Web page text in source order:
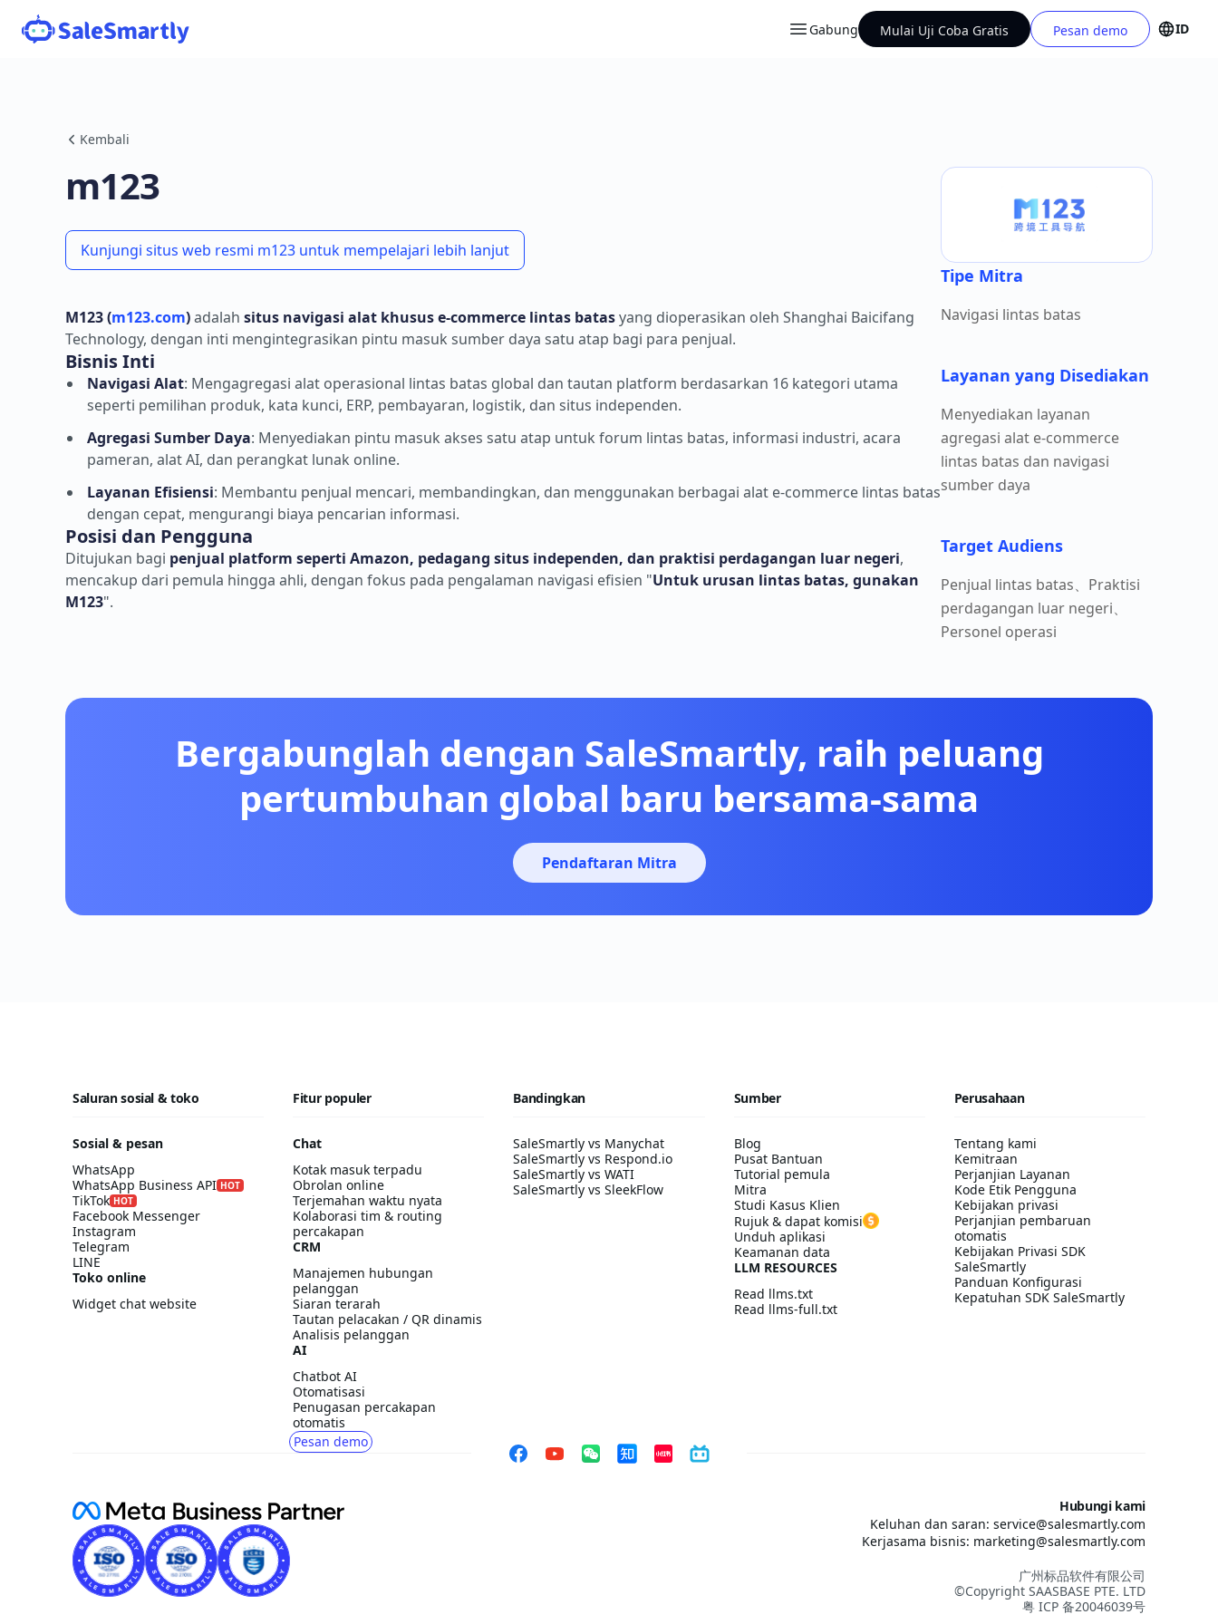
Gabung Mulai Uji Coba Gratis Pesan demo ID
Kembali
m123
Kunjungi situs web resmi m123 untuk mempelajari lebih lanjut
M123 (m123.com)adalah situs navigasi alat khusus e-commerce lintas batasyang dioperasikan oleh Shanghai Baicifang
Technology, dengan inti mengintegrasikan pintu masuk sumber daya satu atap bagi para penjual.
Bisnis Inti
Navigasi Alat: Mengagregasi alat operasional lintas batas global dan tautan platform berdasarkan 16 kategori utama
seperti pemilihan produk, kata kunci, ERP, pembayaran, logistik, dan situs independen.
Agregasi Sumber Daya: Menyediakan pintu masuk akses satu atap untuk forum lintas batas, informasi industri, acara
pameran, alat AI, dan perangkat lunak online.
Layanan Efisiensi: Membantu penjual mencari, membandingkan, dan menggunakan berbagai alat e-commerce lintas batas
dengan cepat, mengurangi biaya pencarian informasi.
Posisi dan Pengguna
Ditujukan bagi penjual platform seperti Amazon, pedagang situs independen, dan praktisi perdagangan luar negeri,
mencakup dari pemula hingga ahli, dengan fokus pada pengalaman navigasi efisien "Untuk urusan lintas batas, gunakan
M123".
Tipe Mitra
Navigasi lintas batas
Layanan yang Disediakan
Menyediakan layanan
agregasi alat e-commerce
lintas batas dan navigasi
sumber daya
Target Audiens
Penjual lintas batas、Praktisi
perdagangan luar negeri、
Personel operasi
Bergabunglah dengan SaleSmartly, raih peluang
pertumbuhan global baru bersama-sama
Pendaftaran Mitra
Saluran sosial & toko
Sosial & pesan
WhatsApp
WhatsApp Business API HOT
TikTok HOT
Facebook Messenger
Instagram
Telegram
LINE
Toko online
Widget chat website
Fitur populer
Chat
Kotak masuk terpadu
Obrolan online
Terjemahan waktu nyata
Kolaborasi tim & routing
percakapan
CRM
Manajemen hubungan
pelanggan
Siaran terarah
Tautan pelacakan / QR dinamis
Analisis pelanggan
AI
Chatbot AI
Otomatisasi
Penugasan percakapan
otomatis
Pesan demo
Bandingkan
SaleSmartly vs Manychat
SaleSmartly vs Respond.io
SaleSmartly vs WATI
SaleSmartly vs SleekFlow
Sumber
Blog
Pusat Bantuan
Tutorial pemula
Mitra
Studi Kasus Klien
Rujuk & dapat komisi
Unduh aplikasi
Keamanan data
LLM RESOURCES
Read llms.txt
Read llms-full.txt
Perusahaan
Tentang kami
Kemitraan
Perjanjian Layanan
Kode Etik Pengguna
Kebijakan privasi
Perjanjian pembaruan
otomatis
Kebijakan Privasi SDK
SaleSmartly
Panduan Konfigurasi
Kepatuhan SDK SaleSmartly
Hubungi kami
Keluhan dan saran: service@salesmartly.com
Kerjasama bisnis: marketing@salesmartly.com
广州标品软件有限公司
©Copyright SAASBASE PTE. LTD
粤 ICP 备20046039号